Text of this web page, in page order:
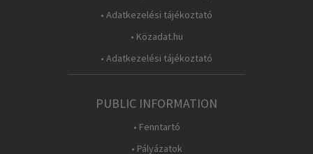
• Adatkezelési tájékoztató
• Közadat.hu
• Adatkezelési tájékoztató
PUBLIC INFORMATION
• Fenntartó
• Pályázatok